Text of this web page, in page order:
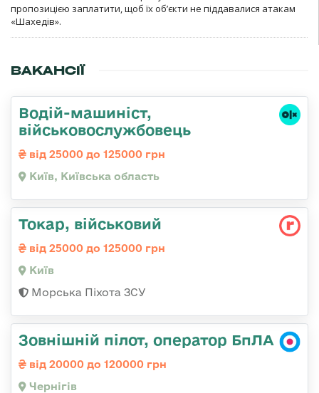
пропозицією заплатити, щоб їх об’єкти не піддавалися атакам
«Шахедів».
ВАКАНСІЇ
Водій-машиніст,
військовослужбовець
від 25000 до 125000 грн
Київ, Київська область
Токаp, військовий
від 25000 до 125000 грн
Київ
Морська Піхота ЗСУ
Зовнішній пілот, оператор БпЛА
від 20000 до 120000 грн
Чернігів